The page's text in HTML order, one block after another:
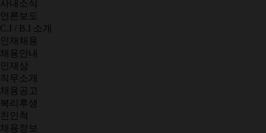
사내소식
언론보도
C.I / B.I 소개
인재채용
채용안내
인재상
직무소개
채용공고
복리후생
친인척
채용정보